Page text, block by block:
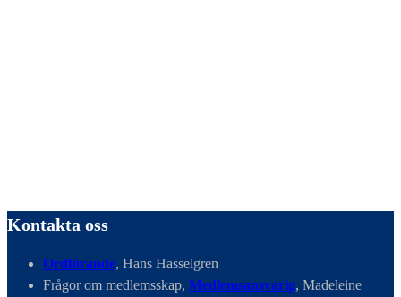
Kontakta oss
Ordförande, Hans Hasselgren
Frågor om medlemsskap, Medlemsansvarig, Madeleine